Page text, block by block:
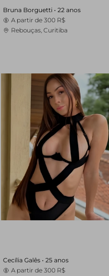
Bruna Borguetti • 22 anos
A partir de 300 R$
Rebouças, Curitiba
Cecília Galês • 25 anos
A partir de 300 R$